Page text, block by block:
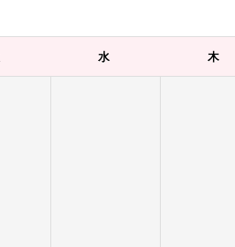
水 木